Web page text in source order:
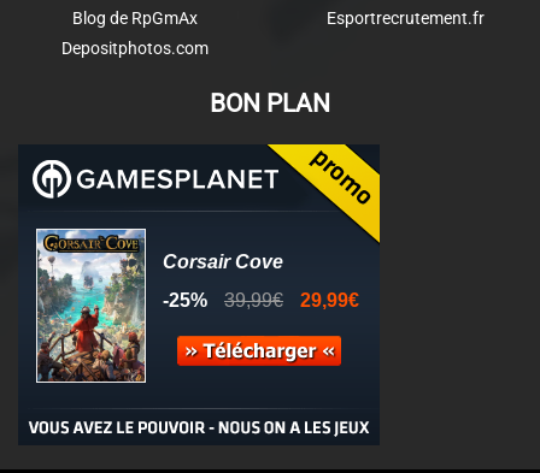
Blog de RpGmAx
Depositphotos.com
Esportrecrutement.fr
BON PLAN